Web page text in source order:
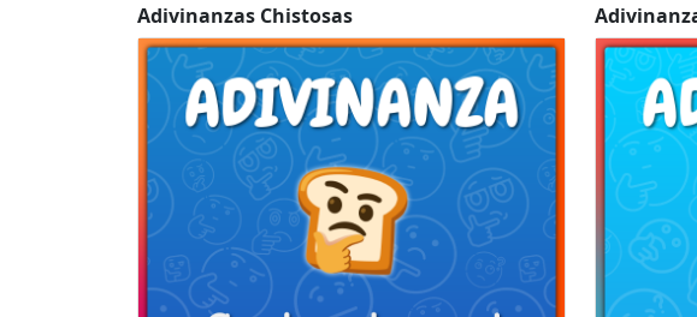
Adivinanzas Chistosas